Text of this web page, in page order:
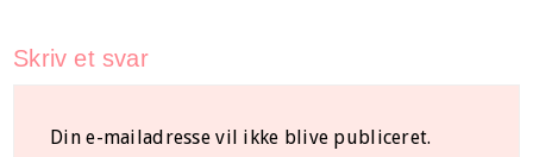
Skriv et svar
Din e-mailadresse vil ikke blive publiceret.